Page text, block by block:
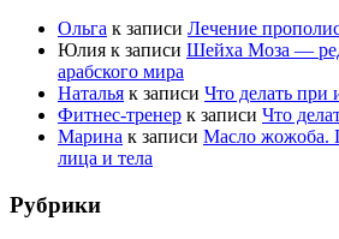
Ольга к записи Лечение
Юлия к записи Шейха Моза —
арабского мира
Наталья к записи Что делать при
Фитнес-тренер к записи Что
Марина к записи Масло жожоба.
лица и тела
Рубрики